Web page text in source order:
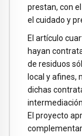
prestan, con
el cuidado y
El artículo
hayan
de residuos
local y
dichas
El proyecto